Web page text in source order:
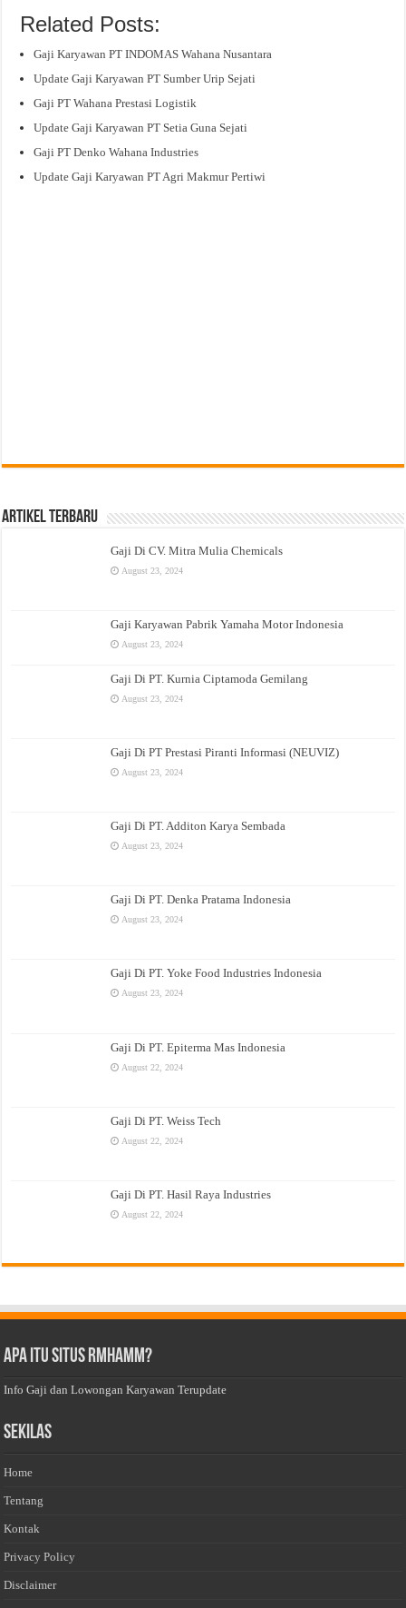
Related Posts:
Gaji Karyawan PT INDOMAS Wahana Nusantara
Update Gaji Karyawan PT Sumber Urip Sejati
Gaji PT Wahana Prestasi Logistik
Update Gaji Karyawan PT Setia Guna Sejati
Gaji PT Denko Wahana Industries
Update Gaji Karyawan PT Agri Makmur Pertiwi
Artikel Terbaru
Gaji Di CV. Mitra Mulia Chemicals
August 23, 2024
Gaji Karyawan Pabrik Yamaha Motor Indonesia
August 23, 2024
Gaji Di PT. Kurnia Ciptamoda Gemilang
August 23, 2024
Gaji Di PT Prestasi Piranti Informasi (NEUVIZ)
August 23, 2024
Gaji Di PT. Additon Karya Sembada
August 23, 2024
Gaji Di PT. Denka Pratama Indonesia
August 23, 2024
Gaji Di PT. Yoke Food Industries Indonesia
August 23, 2024
Gaji Di PT. Epiterma Mas Indonesia
August 22, 2024
Gaji Di PT. Weiss Tech
August 22, 2024
Gaji Di PT. Hasil Raya Industries
August 22, 2024
Apa Itu Situs Rmhamm?
Info Gaji dan Lowongan Karyawan Terupdate
Sekilas
Home
Tentang
Kontak
Privacy Policy
Disclaimer